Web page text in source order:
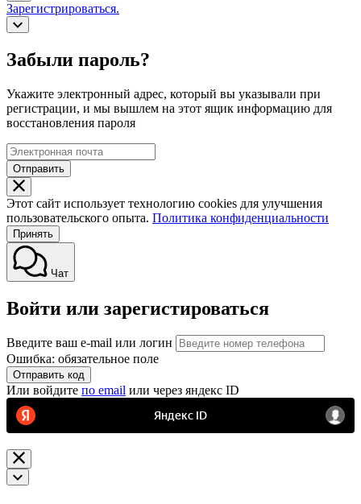
Зарегистрироваться.
Забыли пароль?
Укажите электронный адрес, который вы указывали при
регистрации, и мы вышлем на этот ящик информацию для
восстановления пароля
Отправить
Этот сайт использует технологию cookies для улучшения
пользовательского опыта. Политика конфиденциальности
Принять
Чат
Войти или зарегистироваться
Введите ваш e-mail или логин
Ошибка: обязательное поле
Отправить код
Или войдите по email или через яндекс ID